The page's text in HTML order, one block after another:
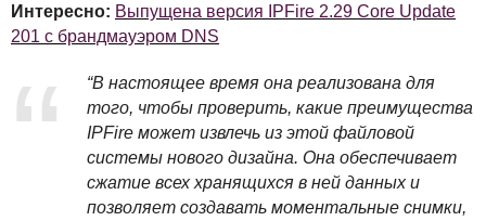
Интересно: Выпущена версия IPFire 2.29 Core Update
201 с брандмауэром DNS
“В настоящее время она реализована для
того, чтобы проверить, какие преимущества
IPFire может извлечь из этой файловой
системы нового дизайна. Она обеспечивает
сжатие всех хранящихся в ней данных и
позволяет создавать моментальные снимки,